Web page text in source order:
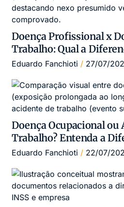
Doença Profissional x
Trabalho: Qual a
Eduardo Fanchioti 27/07/
Doença Ocupacional ou
Trabalho? Entenda a
Eduardo Fanchioti 22/07/